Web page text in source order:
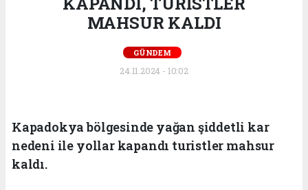
MAHSUR KALDI
GÜNDEM
24.11.2024 - 10:02
Kapadokya bölgesinde yağan şiddetli kar
nedeni ile yollar kapandı turistler mahsur
kaldı.